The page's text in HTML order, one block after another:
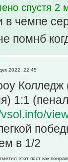
спустя 2
в чемпе
помнб
2022, 22:45
Колледж
1:1
в 1/2
этот пост как